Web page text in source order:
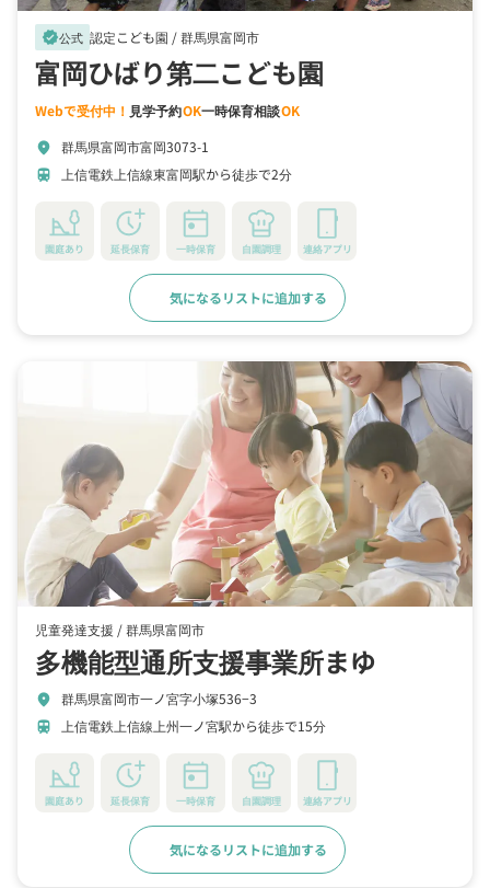
verified公式 認定こども園 /群馬県富岡市
富岡ひばり第二こども園
Webで受付中！ 見学予約OK一時保育相談OK
location_on 群馬県富岡市富岡3073-1
train 上信電鉄上信線東富岡駅から徒歩で2分
園庭あり 延長保育 一時保育 自園調理 連絡アプリ
気になるリストに追加する
児童発達支援 /群馬県富岡市
多機能型通所支援事業所まゆ
location_on 群馬県富岡市一ノ宮字小塚536−3
train 上信電鉄上信線上州一ノ宮駅から徒歩で15分
園庭あり 延長保育 一時保育 自園調理 連絡アプリ
気になるリストに追加する